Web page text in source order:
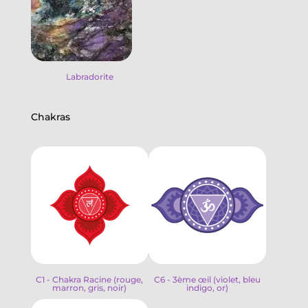
Labradorite
Chakras
C1 - Chakra Racine (rouge,
marron, gris, noir)
C6 - 3ème œil (violet, bleu
indigo, or)